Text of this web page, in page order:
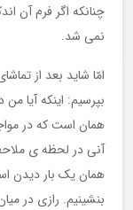
چنانکه اگر فرم آن
نمی شد.
امّا شاید بعد از
بپرسیم: اینکه آیا
همان است که در
آنی در لحظه ی
همان یک بار دیدن
بنشینیم. رازی در